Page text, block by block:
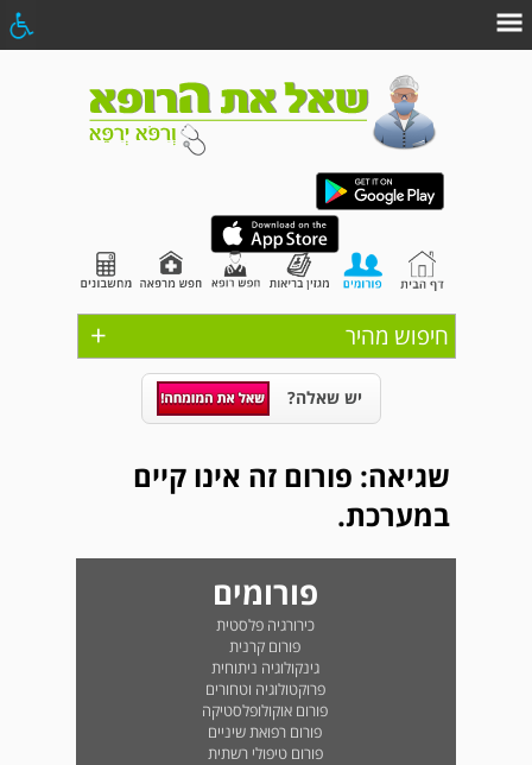
+ חיפוש מהיר
יש שאלה?
שגיאה: פורום זה אינו קיים
במערכת.
פורומים
כירורגיה פלסטית
פורום קרנית
גינקולוגיה ניתוחית
פרוקטולוגיה וטחורים
פורום אוקולופלסטיקה
פורום רפואת שיניים
פורום טיפולי רשתית